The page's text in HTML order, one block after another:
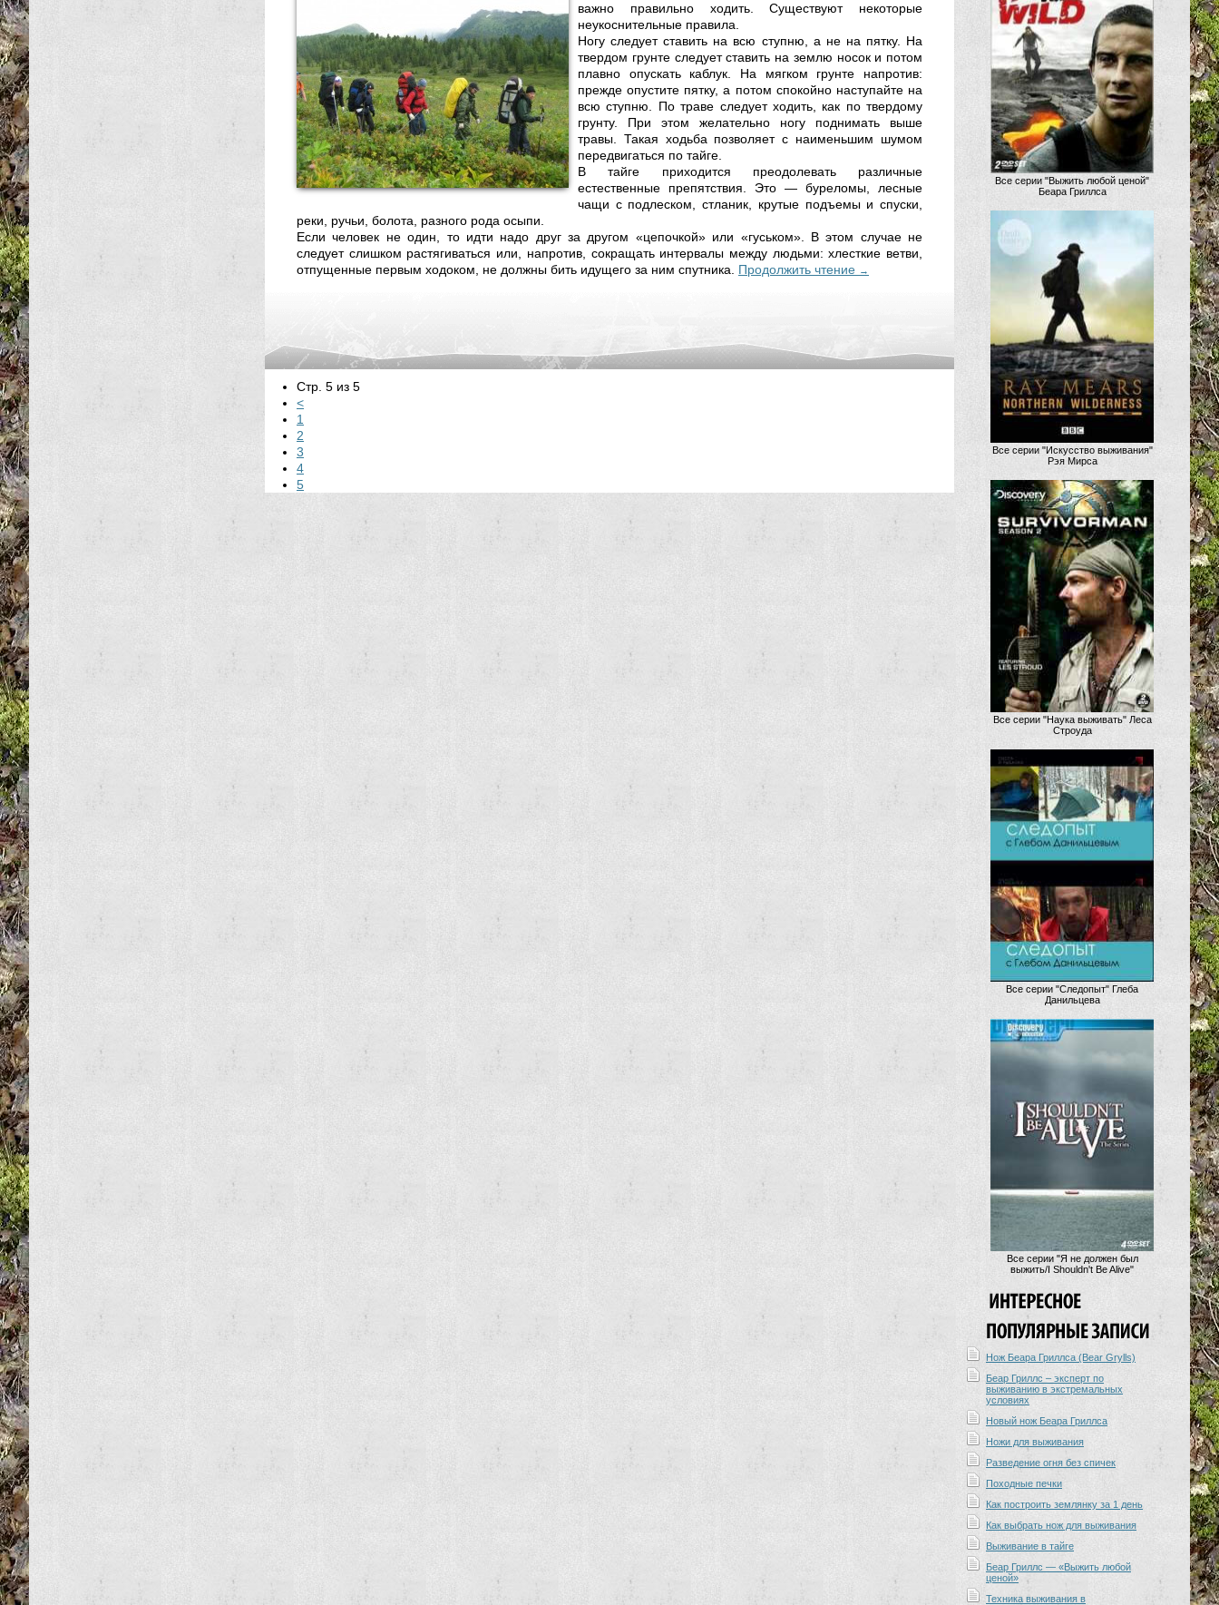
важно правильно ходить. Существуют некоторые
неукоснительные правила.
Ногу следует ставить на всю ступню, а не на пятку. На
твердом грунте следует ставить на землю носок и потом
плавно опускать каблук. На мягком грунте напротив:
прежде опустите пятку, а потом спокойно наступайте на
всю ступню. По траве следует ходить, как по твердому
грунту. При этом желательно ногу поднимать выше
травы. Такая ходьба позволяет с наименьшим шумом
передвигаться по тайге.
В тайге приходится преодолевать различные
естественные препятствия. Это — буреломы, лесные
чащи с подлеском, стланик, крутые подъемы и спуски,
реки, ручьи, болота, разного рода осыпи.
Если человек не один, то идти надо друг за другом «цепочкой» или «гуськом». В этом случае не
следует слишком растягиваться или, напротив, сокращать интервалы между людьми: хлесткие ветви,
отпущенные первым ходоком, не должны бить идущего за ним спутника. Продолжить чтение →
Стр. 5 из 5
<
1
2
3
4
5
Все серии "Выжить любой ценой"
Беара Гриллса
Все серии "Искусство выживания"
Рэя Мирса
Все серии "Наука выживать" Леса
Строуда
Все серии "Следопыт" Глеба
Данильцева
Все серии "Я не должен был
выжить/I Shouldn't Be Alive"
Нож Беара Гриллса (Bear Grylls)
Беар Гриллс – эксперт по
выживанию в экстремальных
условиях
Новый нож Беара Гриллса
Ножи для выживания
Разведение огня без спичек
Походные печки
Как построить землянку за 1 день
Как выбрать нож для выживания
Выживание в тайге
Беар Гриллс — «Выжить любой
ценой»
Техника выживания в